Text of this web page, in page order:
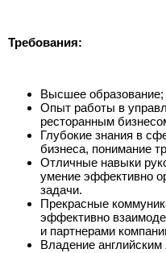
Требования:
Высшее образование;
Опыт работы в
ресторанным
Глубокие знания в
бизнеса, понимание
Отличные навыки
умение эффективно
задачи.
Прекрасные
эффективно
и партнерами
Владение английским